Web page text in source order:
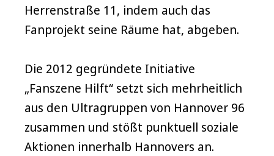
Herrenstraße 11, indem auch das
Fanprojekt seine Räume hat, abgeben.
Die 2012 gegründete Initiative
„Fanszene Hilft“ setzt sich mehrheitlich
aus den Ultragruppen von Hannover 96
zusammen und stößt punktuell soziale
Aktionen innerhalb Hannovers an.